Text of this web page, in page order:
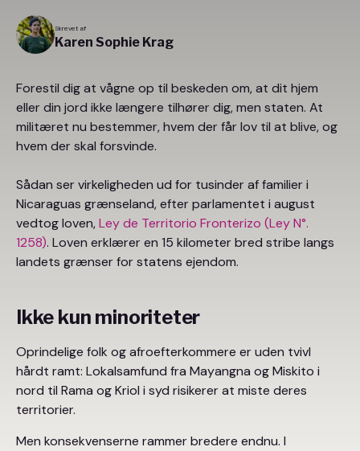
Skrevet af
Karen Sophie Krag
Forestil dig at vågne op til beskeden om, at dit hjem
eller din jord ikke længere tilhører dig, men staten. At
militæret nu bestemmer, hvem der får lov til at blive, og
hvem der skal forsvinde.
Sådan ser virkeligheden ud for tusinder af familier i
Nicaraguas grænseland, efter parlamentet i august
vedtog loven,Ley de Territorio Fronterizo (Ley N°.
1258). Loven erklærer en 15 kilometer bred stribe langs
landets grænser for statens ejendom.
Ikke kun minoriteter
Oprindelige folk og afroefterkommere er uden tvivl
hårdt ramt: Lokalsamfund fra Mayangna og Miskito i
nord til Rama og Kriol i syd risikerer at miste deres
territorier.
Men konsekvenserne rammer bredere endnu. I